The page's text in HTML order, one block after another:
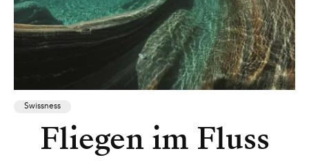
Swissness
Fliegen im Fluss